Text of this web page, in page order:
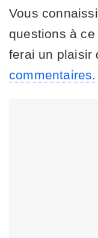
Vous
questions à
ferai un plaisir
commentaires.